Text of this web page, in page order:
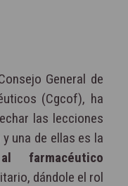
General de
(Cgcof), ha
las lecciones
una de ellas es la
farmacéutico
dándole el rol